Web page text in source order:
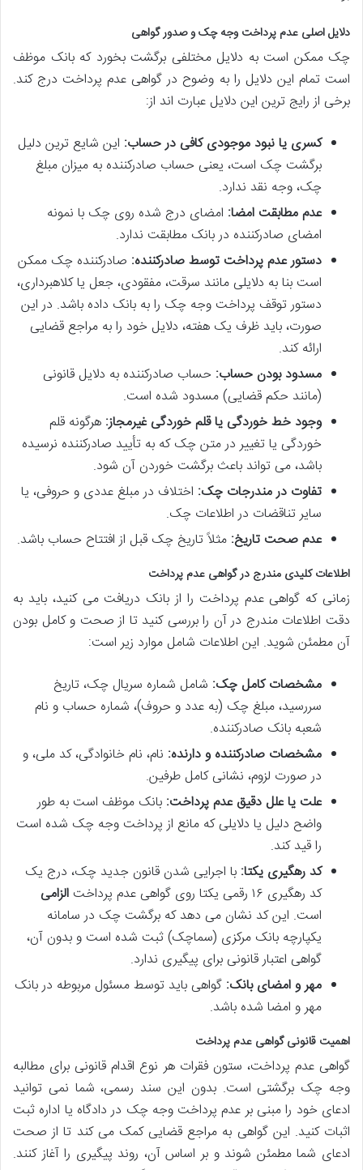
دلایل اصلی عدم پرداخت وجه چک و صدور گواهی
چک ممکن است به دلایل مختلفی برگشت بخورد که بانک موظف
است تمام این دلایل را به وضوح در گواهی عدم پرداخت درج کند.
برخی از رایج ترین این دلایل عبارت اند از:
کسری یا نبود موجودی کافی در حساب: این شایع ترین دلیل
برگشت چک است، یعنی حساب صادرکننده به میزان مبلغ
چک، وجه نقد ندارد.
عدم مطابقت امضا: امضای درج شده روی چک با نمونه
امضای صادرکننده در بانک مطابقت ندارد.
دستور عدم پرداخت توسط صادرکننده: صادرکننده چک ممکن
است بنا به دلایلی مانند سرقت، مفقودی، جعل یا کلاهبرداری،
دستور توقف پرداخت وجه چک را به بانک داده باشد. در این
صورت، باید ظرف یک هفته، دلایل خود را به مراجع قضایی
ارائه کند.
مسدود بودن حساب: حساب صادرکننده به دلایل قانونی
(مانند حکم قضایی) مسدود شده است.
وجود خط خوردگی یا قلم خوردگی غیرمجاز: هرگونه قلم
خوردگی یا تغییر در متن چک که به تأیید صادرکننده نرسیده
باشد، می تواند باعث برگشت خوردن آن شود.
تفاوت در مندرجات چک: اختلاف در مبلغ عددی و حروفی، یا
سایر تناقضات در اطلاعات چک.
عدم صحت تاریخ: مثلاً تاریخ چک قبل از افتتاح حساب باشد.
اطلاعات کلیدی مندرج در گواهی عدم پرداخت
زمانی که گواهی عدم پرداخت را از بانک دریافت می کنید، باید به
دقت اطلاعات مندرج در آن را بررسی کنید تا از صحت و کامل بودن
آن مطمئن شوید. این اطلاعات شامل موارد زیر است:
مشخصات کامل چک: شامل شماره سریال چک، تاریخ
سررسید، مبلغ چک (به عدد و حروف)، شماره حساب و نام
شعبه بانک صادرکننده.
مشخصات صادرکننده و دارنده: نام، نام خانوادگی، کد ملی، و
در صورت لزوم، نشانی کامل طرفین.
علت یا علل دقیق عدم پرداخت: بانک موظف است به طور
واضح دلیل یا دلایلی که مانع از پرداخت وجه چک شده است
را قید کند.
کد رهگیری یکتا: با اجرایی شدن قانون جدید چک، درج یک
کد رهگیری ۱۶ رقمی یکتا روی گواهی عدم پرداخت
الزامی
است. این کد نشان می دهد که برگشت چک در سامانه
یکپارچه بانک مرکزی (سماچک) ثبت شده است و بدون آن،
گواهی اعتبار قانونی برای پیگیری ندارد.
مهر و امضای بانک: گواهی باید توسط مسئول مربوطه در بانک
مهر و امضا شده باشد.
اهمیت قانونی گواهی عدم پرداخت
گواهی عدم پرداخت، ستون فقرات هر نوع اقدام قانونی برای مطالبه
وجه چک برگشتی است. بدون این سند رسمی، شما نمی توانید
ادعای خود را مبنی بر عدم پرداخت وجه چک در دادگاه یا اداره ثبت
اثبات کنید. این گواهی به مراجع قضایی کمک می کند تا از صحت
ادعای شما مطمئن شوند و بر اساس آن، روند پیگیری را آغاز کنند.